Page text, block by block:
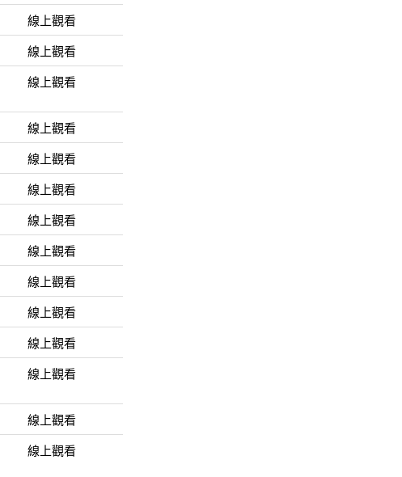
線上觀看
線上觀看
線上觀看
線上觀看
線上觀看
線上觀看
線上觀看
線上觀看
線上觀看
線上觀看
線上觀看
線上觀看
線上觀看
線上觀看